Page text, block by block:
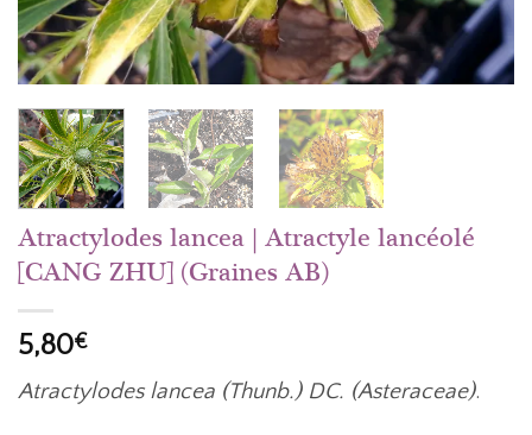
Atractylodes lancea | Atractyle lancéolé
[CANG ZHU] (Graines AB)
5,80€
Atractylodes lancea (Thunb.) DC. (Asteraceae).